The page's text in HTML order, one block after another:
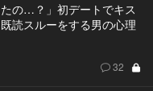
たの…？」初デートでキス
読スルーをする男の心理
32